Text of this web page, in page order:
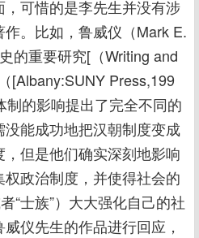
可惜的是李先生并没有涉
。比如，鲁威仪（Mark E.
的重要研究[（Writing and
[Albany:SUNY Press,199
的影响提出了完全不同的
能成功地把汉朝制度变成
但是他们确实深刻地影响
政治制度，并使得社会的
“士族”）大大强化自己的社
仪先生的作品进行回应，